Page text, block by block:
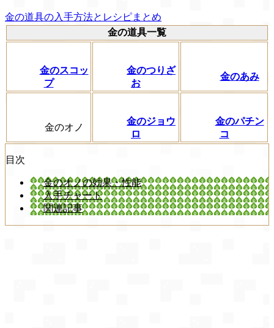
金の道具の入手方法とレシピまとめ
金の道具一覧
金のスコッ
プ
金のつりざ
お
金のあみ
金のオノ
金のジョウ
ロ
金のパチン
コ
目次
金のオノの効果・性能
入手チャート
関連記事